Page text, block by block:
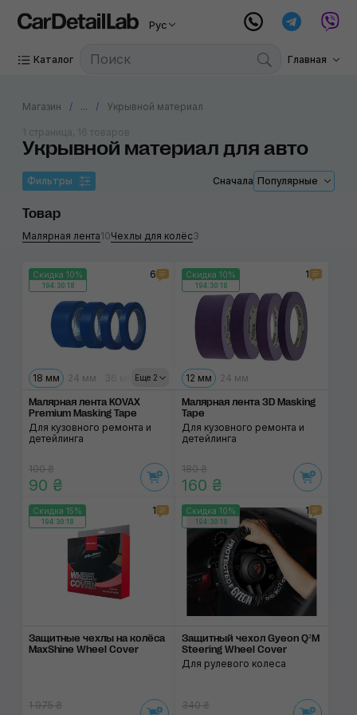
Рус
Каталог Главная
Магазин ... Укрывной материал
Укрывной материал для авто
1 страница, 16 товаров
Фильтры Сначала Популярные
Товар
Малярная лента10Чехлы для колёс3
Скидка 10%
194:30:18
6
Еще 2
18 мм 24 мм 36 мм 48 мм
Малярная лента KOVAX
Premium Masking Tape
Для кузовного ремонта и
детейлинга
100 ₴
90 ₴
Скидка 10%
194:30:18
1
12 мм 24 мм
Малярная лента 3D Masking
Tape
Для кузовного ремонта и
детейлинга
180 ₴
160 ₴
Скидка 15%
194:30:18
1
Защитные чехлы на колёса
MaxShine Wheel Cover
1 975 ₴
Скидка 10%
194:30:18
1
Защитный чехол Gyeon Q²M
Steering Wheel Cover
Для рулевого колеса
340 ₴